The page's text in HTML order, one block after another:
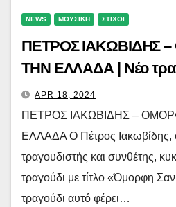
NEWS ΜΟΥΣΙΚΗ ΣΤΙΧΟΙ
ΠΕΤΡΟΣ ΙΑΚΩΒΙΔΗΣ
ΤΗΝ ΕΛΛΑΔΑ | Νέο
APR 18, 2024
ΠΕΤΡΟΣ ΙΑΚΩΒΙΔΗΣ –
ΕΛΛΑΔΑ Ο Πέτρος Ιακωβίδης,
τραγουδιστής και συνθέτης,
τραγούδι με τίτλο «Όμορφη
τραγούδι αυτό φέρει…